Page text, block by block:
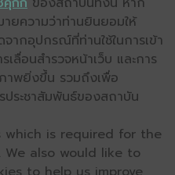
ยความว่าท่านยินยอมให้
ากอุปกรณ์ที่ท่านใช้ในการเข้า
ลื่อนสำรวจหน้าเว็บ และการ
ภาพยิ่งขึ้น รวมถึงเพื่อ
ระชาสัมพันธ์ของสถาบัน
which is required for the
also would like to